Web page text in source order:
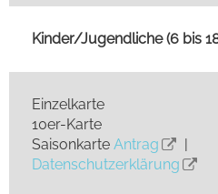
Kinder/Jugendliche (6 bis
10er-Karte
Saisonkarte Antrag
|
Datenschutzerklärung